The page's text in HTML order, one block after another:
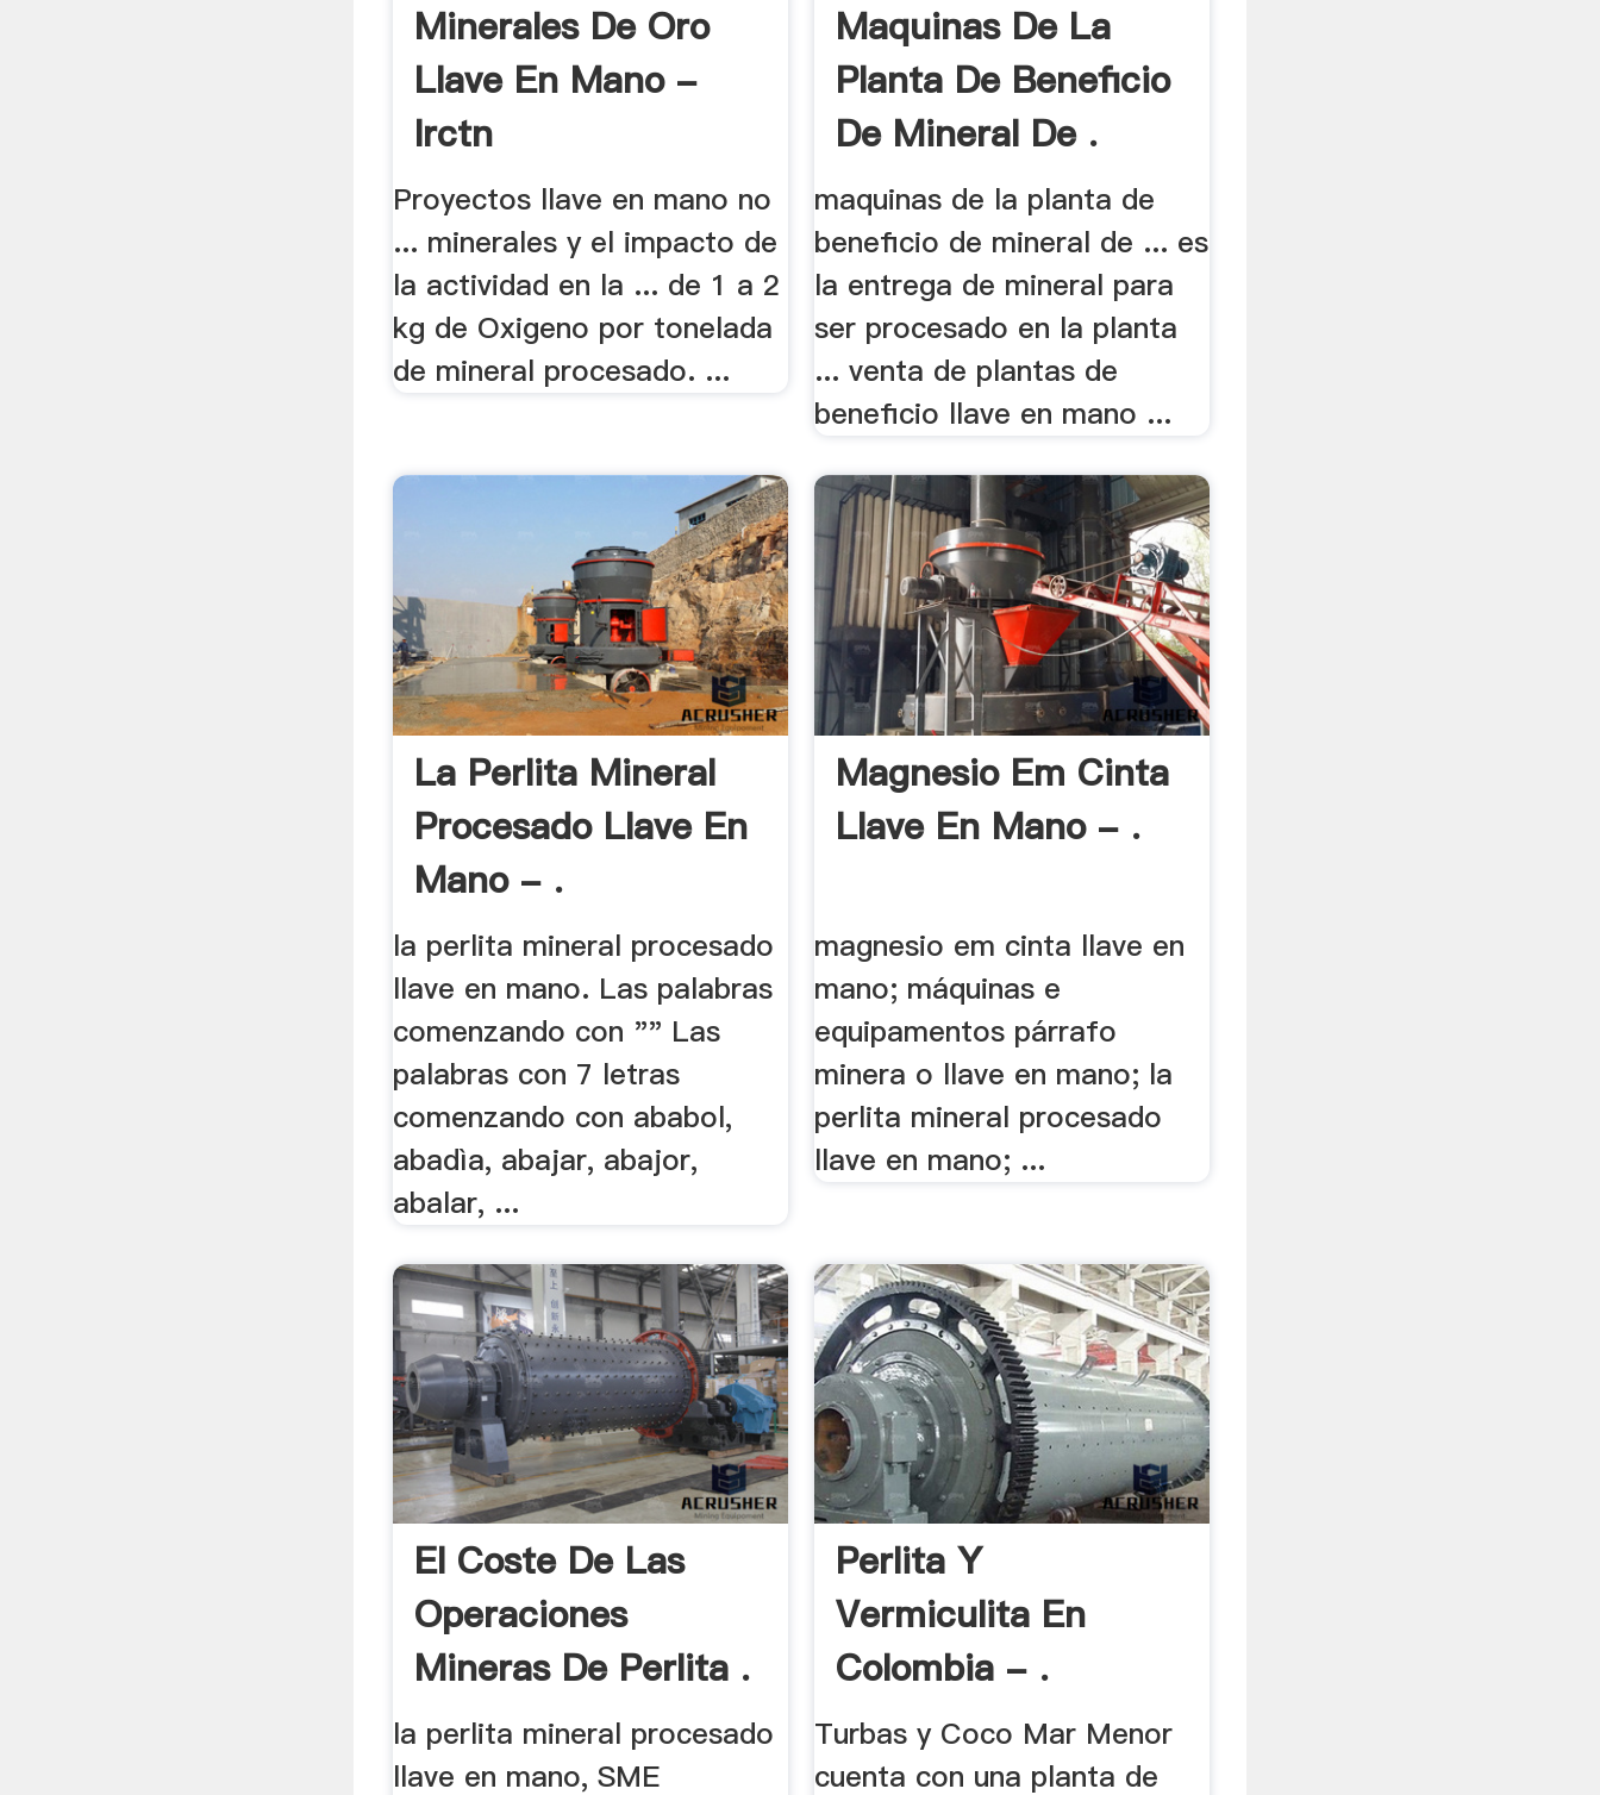
Minerales De Oro
Llave En Mano -
Irctn
Proyectos llave en mano no
... minerales y el impacto de
la actividad en la ... de 1 a 2
kg de Oxigeno por tonelada
de mineral procesado. ...
Maquinas De La
Planta De Beneficio
De Mineral De .
maquinas de la planta de
beneficio de mineral de ... es
la entrega de mineral para
ser procesado en la planta
... venta de plantas de
beneficio llave en mano ...
La Perlita Mineral
Procesado Llave En
Mano - .
la perlita mineral procesado
llave en mano. Las palabras
comenzando con "" Las
palabras con 7 letras
comenzando con ababol,
abadìa, abajar, abajor,
abalar, ...
Magnesio Em Cinta
Llave En Mano - .
magnesio em cinta llave en
mano; máquinas e
equipamentos párrafo
minera o llave en mano; la
perlita mineral procesado
llave en mano; ...
El Coste De Las
Operaciones
Mineras De Perlita .
la perlita mineral procesado
llave en mano, SME
Perlita Y
Vermiculita En
Colombia - .
Turbas y Coco Mar Menor
cuenta con una planta de